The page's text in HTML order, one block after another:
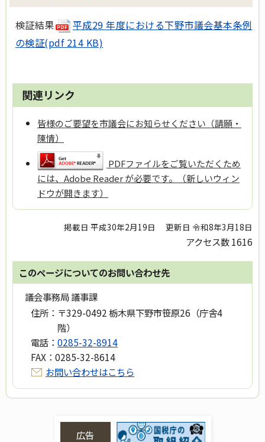
検証結果
平成29 年度における下野市議会基本条例
の検証(pdf 214 KB)
関連リンク
皆様のご要望を市議会にお知らせください（請願・
陳情）
PDFファイルをご覧いただくため
には、Adobe Reader が必要です。（新しいウィン
ドウが開きます）
掲載日 平成30年2月19日 更新日 令和8年3月18日
アクセス数1616
このページについてのお問い合わせ先
議会事務局 議事課
住所： 〒329-0492 栃木県下野市笹原26（庁舎4
階）
電話： 0285-32-8914
FAX： 0285-32-8614
お問い合わせはこちら
広告